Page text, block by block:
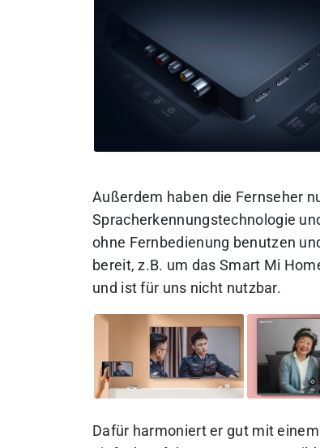
Außerdem haben die Fernseher
Spracherkennungstechnologie
ohne Fernbedienung benutzen
bereit, z.B. um das Smart Mi
und ist für uns nicht nutzbar.
Dafür harmoniert er gut mit